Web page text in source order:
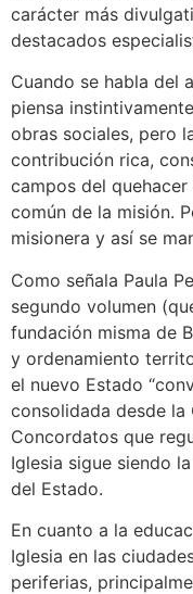
carácter más
destacados
Cuando se habla del
piensa
obras sociales, pero
contribución rica,
campos del
común de la misión.
misionera y así se
Como señala Paula
segundo volumen
fundación misma de
y ordenamiento
el nuevo Estado
consolidada desde
Concordatos que
Iglesia sigue siendo
del Estado.
En cuanto a la
Iglesia en las
periferias,